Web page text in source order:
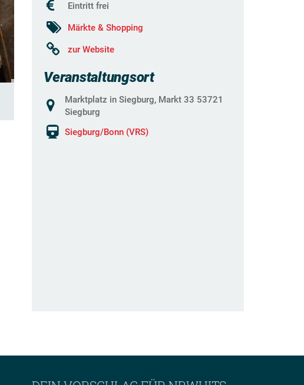
Eintritt frei
Märkte & Shopping
zur Website
Veranstaltungsort
Marktplatz in Siegburg, Markt 33 53721
Siegburg
Siegburg/Bonn (VRS)